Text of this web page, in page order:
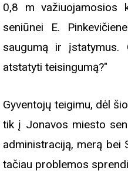
0,8 m važiuojamosios
seniūnei E.
saugumą ir įstatymus.
atstatyti teisingumą?"
Gyventojų teigimu, dėl
tik į Jonavos miesto
administraciją, merą bei
tačiau problemos